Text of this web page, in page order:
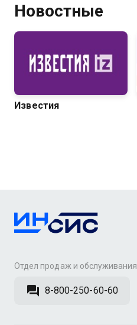
Новостные
Известия
Отдел продаж и обслуживания
8-800-250-60-60